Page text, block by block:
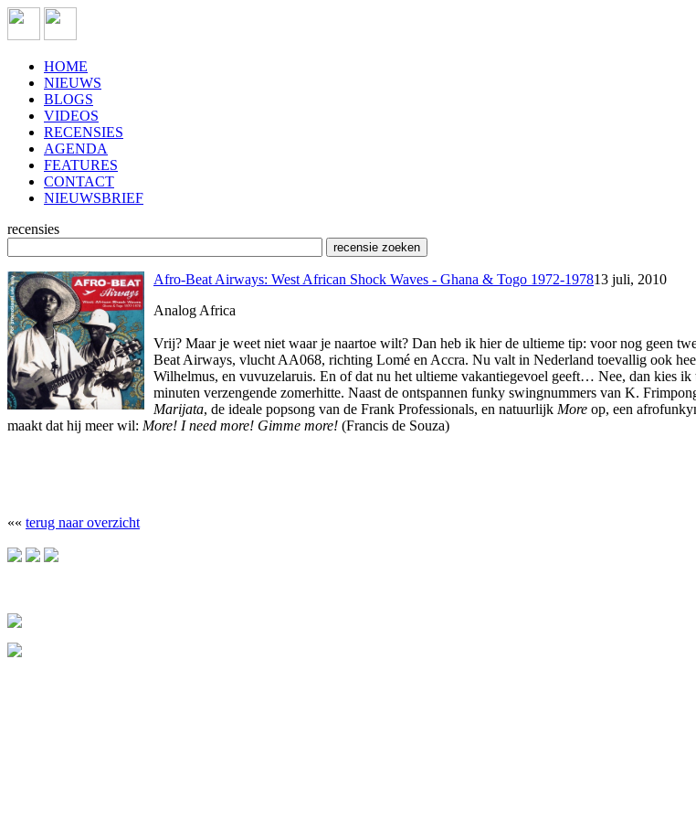
HOME
NIEUWS
BLOGS
VIDEOS
RECENSIES
AGENDA
FEATURES
CONTACT
NIEUWSBRIEF
recensies
Afro-Beat Airways: West African Shock Waves - Ghana & Togo 1972-197813 juli, 2010
Analog Africa
Vrij? Maar je weet niet waar je naartoe wilt? Dan heb ik hier de ultieme tip: voor nog geen
Beat Airways, vlucht AA068, richting Lomé en Accra. Nu valt in Nederland toevallig ook
Wilhelmus, en vuvuzelaruis. En of dat nu het ultieme vakantiegevoel geeft… Nee, dan kies
minuten verzengende zomerhitte. Naast de ontspannen funky swingnummers van K.
Marijata, de ideale popsong van de Frank Professionals, en natuurlijk More op, een
maakt dat hij meer wil: More! I need more! Gimme more! (Francis de Souza)
«« terug naar overzicht